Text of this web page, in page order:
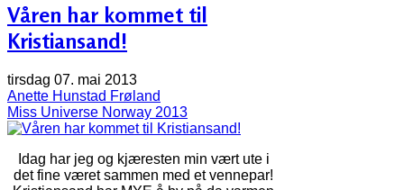
Våren har kommet til
Kristiansand!
tirsdag 07. mai 2013
Anette Hunstad Frøland
Miss Universe Norway 2013
Idag har jeg og kjæresten min vært ute i
det fine været sammen med et vennepar!